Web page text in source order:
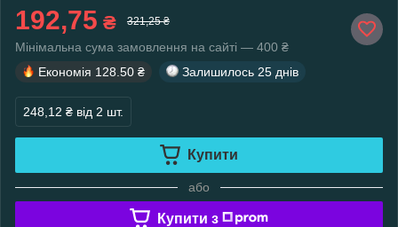
192,75 ₴ 321,25 ₴
Мінімальна сума замовлення на сайті — 400 ₴
Економія 128.50 ₴ Залишилось 25 днів
248,12 ₴ від 2 шт.
Купити
або
Купити з